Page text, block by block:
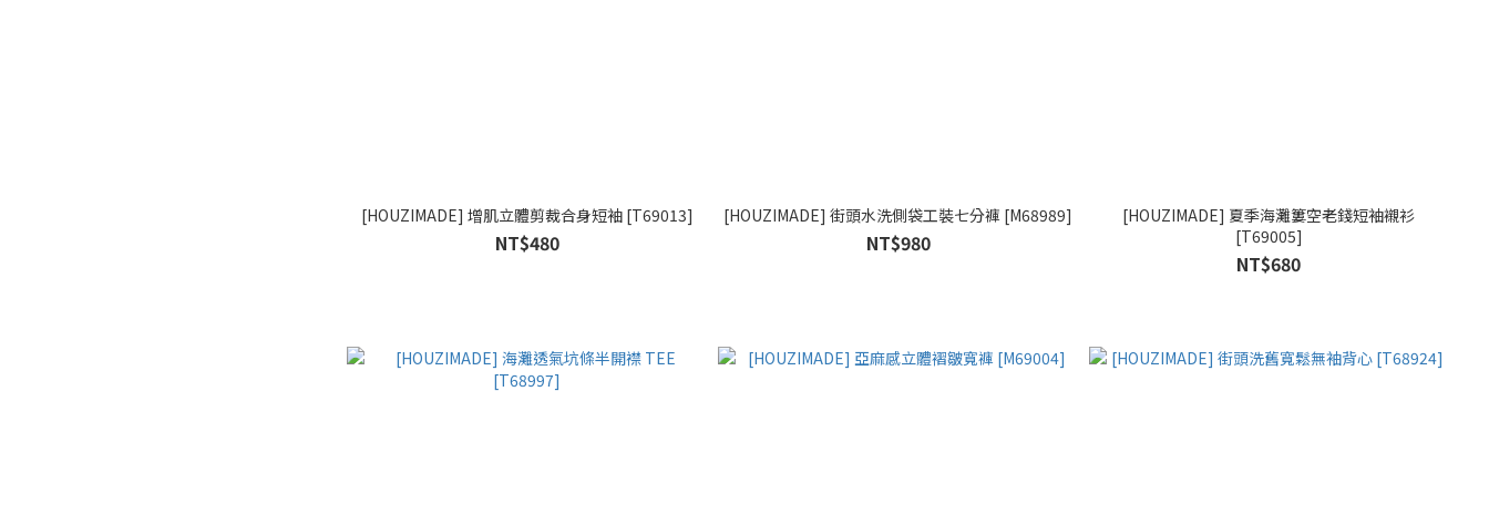
[HOUZIMADE] 增肌立體剪裁合身短袖 [T69013]
NT$480
[HOUZIMADE] 街頭水洗側袋工裝七分褲 [M68989]
NT$980
[HOUZIMADE] 夏季海灘簍空老錢短袖襯衫
[T69005]
NT$680